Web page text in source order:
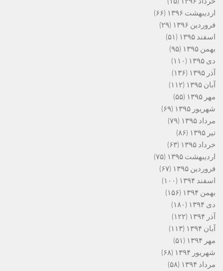
اردیبهشت ۱۳۹۶
(۶۶)
فروردین ۱۳۹۶
(۲۹)
اسفند ۱۳۹۵
(۵۱)
بهمن ۱۳۹۵
(۹۵)
دی ۱۳۹۵
(۱۱۰)
آذر ۱۳۹۵
(۱۳۶)
آبان ۱۳۹۵
(۱۱۲)
مهر ۱۳۹۵
(۵۵)
شهریور ۱۳۹۵
(۶۹)
مرداد ۱۳۹۵
(۷۹)
تیر ۱۳۹۵
(۸۶)
خرداد ۱۳۹۵
(۶۳)
اردیبهشت ۱۳۹۵
(۷۵)
فروردین ۱۳۹۵
(۶۷)
اسفند ۱۳۹۴
(۱۰۰)
بهمن ۱۳۹۴
(۱۵۶)
دی ۱۳۹۴
(۱۸۰)
آذر ۱۳۹۴
(۱۲۲)
آبان ۱۳۹۴
(۱۱۳)
مهر ۱۳۹۴
(۵۱)
شهریور ۱۳۹۴
(۶۸)
مرداد ۱۳۹۴
(۵۸)